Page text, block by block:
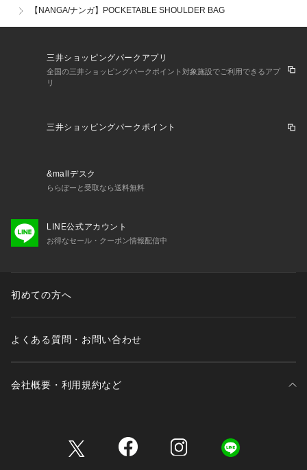
【NANGA/ナンガ】POCKETABLE SHOULDER BAG
三井ショッピングパークアプリ
全国の三井ショッピングパークポイント対象施設でご利用できるアプ
リ
三井ショッピングパークポイント
&mallデスク
ららぽーと受取なら送料無料
LINE公式アカウント
お得なセール・クーポン情報配信中
初めての方へ
よくある質問・お問い合わせ
会社概要・利用規約など